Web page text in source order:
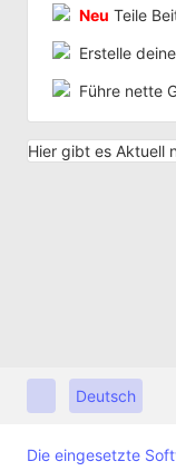
Neu Teile
Erstelle
Führe nette
Hier gibt es Aktuell
Deutsch
Die eingesetzte